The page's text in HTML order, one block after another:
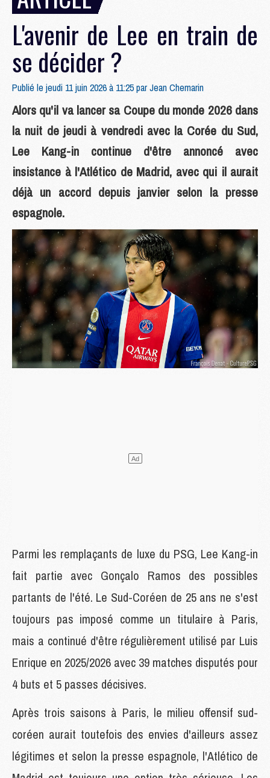
L'avenir de Lee en train de
se décider ?
Publié le jeudi 11 juin 2026 à 11:25 parJean Chemarin
Alors qu'il va lancer sa Coupe du monde 2026 dans
la nuit de jeudi à vendredi avec la Corée du Sud,
Lee Kang-in continue d'être annoncé avec
insistance à l'Atlético de Madrid, avec qui il aurait
déjà un accord depuis janvier selon la presse
espagnole.
Parmi les remplaçants de luxe du PSG, Lee Kang-in
fait partie avec Gonçalo Ramos des possibles
partants de l'été. Le Sud-Coréen de 25 ans ne s'est
toujours pas imposé comme un titulaire à Paris,
mais a continué d'être régulièrement utilisé par Luis
Enrique en 2025/2026 avec 39 matches disputés pour
4 buts et 5 passes décisives.
Après trois saisons à Paris, le milieu offensif sud-
coréen aurait toutefois des envies d'ailleurs assez
légitimes et selon la presse espagnole, l'Atlético de